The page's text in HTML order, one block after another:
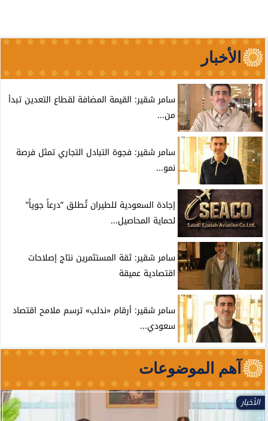
الأخبار
سامر شقير: القيمة المضافة لقطاع التعدين تبدأ
من...
سامر شقير: فجوة التبادل التجاري تمثل فرصة
نمو...
إجادة السعودية للطيران تُطلق ”درعاً جوياً”
لحماية المحاصيل...
سامر شقير: ثقة المستثمرين نتاج إصلاحات
اقتصادية عميقة
سامر شقير: أرقام «ندلب» ترسم ملامح اقتصاد
سعودي...
آهم الموضوعات
الأخبار